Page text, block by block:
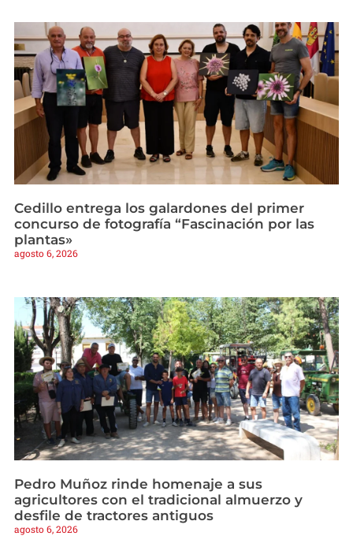
Cedillo entrega los galardones del primer
concurso de fotografía “Fascinación por las
plantas»
agosto 6, 2026
Pedro Muñoz rinde homenaje a sus
agricultores con el tradicional almuerzo y
desfile de tractores antiguos
agosto 6, 2026